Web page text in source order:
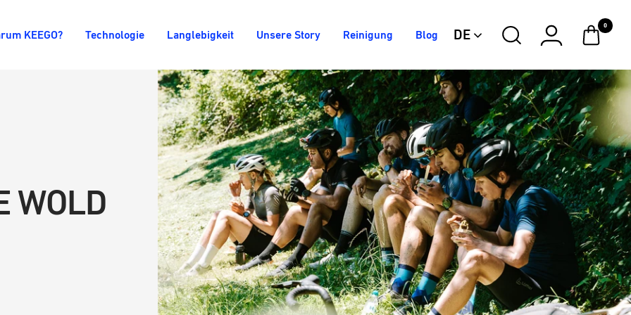
KEEGO? Technologie Langlebigkeit Unsere Story Reinigung Blog DE
0
WOLD